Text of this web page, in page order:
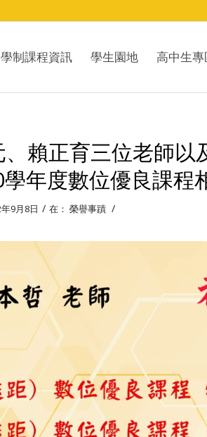
學制課程資訊 學生園地 高中生
賴正育三位老師以
年度數位優良課程
9月8日 / 在： 榮譽事蹟 /